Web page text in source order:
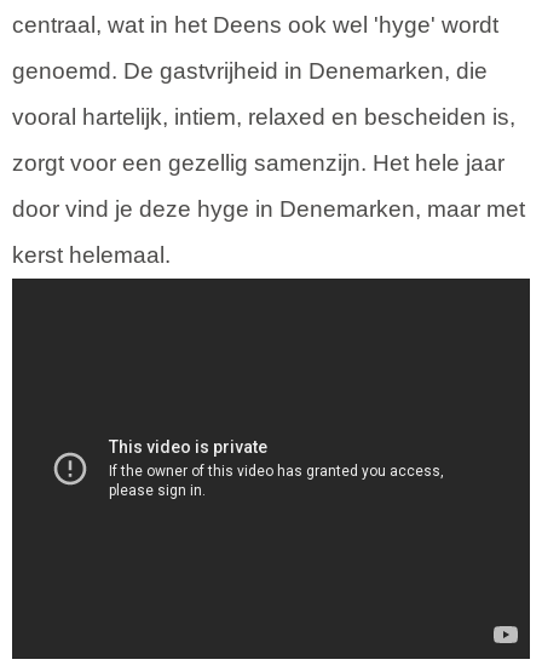
centraal, wat in het Deens ook wel 'hyge' wordt
genoemd. De gastvrijheid in Denemarken, die
vooral hartelijk, intiem, relaxed en bescheiden is,
zorgt voor een gezellig samenzijn. Het hele jaar
door vind je deze hyge in Denemarken, maar met
kerst helemaal.